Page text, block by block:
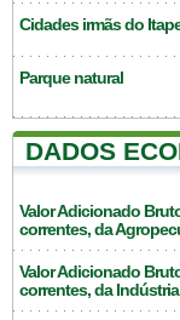
Cidades irmãs do
Parque natural
DADOS
Valor Adicionado
correntes, da
Valor Adicionado
correntes, da Indústria